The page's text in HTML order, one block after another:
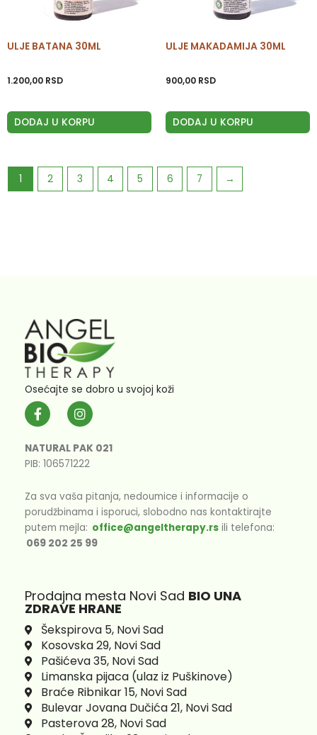
ULJE BATANA 30ML
1.200,00 RSD
DODAJ U KORPU
ULJE MAKADAMIJA 30ML
900,00 RSD
DODAJ U KORPU
1 2 3 4 5 6 7 →
Osećajte se dobro u svojoj koži
F
a
c
e
b
o
k
-
f
I
n
s
t
a
g
a
m
NATURAL PAK 021
PIB: 106571222
Za sva vaša pitanja, nedoumice i informacije o
porudžbinama i isporuci, slobodno nas kontaktirajte
putem mejla: office@angeltherapy.rs ili telefona:
069 202 25 99
Prodajna mesta Novi Sad BIO UNA
ZDRAVE HRANE
Šekspirova 5, Novi Sad
Kosovska 29, Novi Sad
Pašićeva 35, Novi Sad
Limanska pijaca (ulaz iz Puškinove)
Braće Ribnikar 15, Novi Sad
Bulevar Jovana Dučića 21, Novi Sad
Pasterova 28, Novi Sad